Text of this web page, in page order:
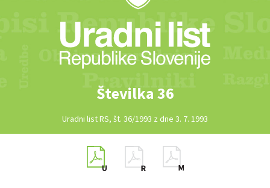
Številka 36
Uradni list RS, št. 36/1993 z dne 3. 7. 1993